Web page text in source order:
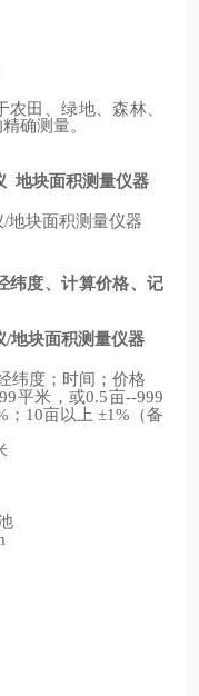
田、绿地、森林、
确测量。
地块面积测量仪器
/地块面积测量仪器
纬度、计算价格、记
/地块面积测量仪器
纬度；时间；价格
平米，或0.5亩--999
； 10亩以上 ±1% （备